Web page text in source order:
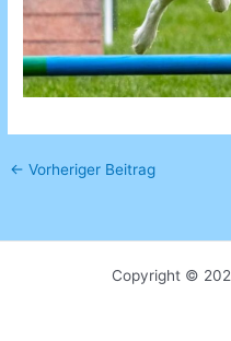
← Vorheriger Beitrag
Copyright ©